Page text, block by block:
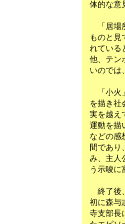
体的な意
「居場
ものと見
れている
他、テン
いのでは
「小火
を描き社
実を越え
運動を描
などの感
間であり
み、主人
う示唆に
終了後
初に森与
寺支部長